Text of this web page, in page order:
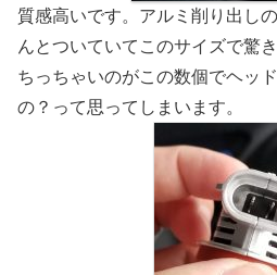
質感高いです。アルミ削り出し
んとついていてこのサイズで驚
ちっちゃいのがこの数個でヘッ
の？って思ってしまいます。